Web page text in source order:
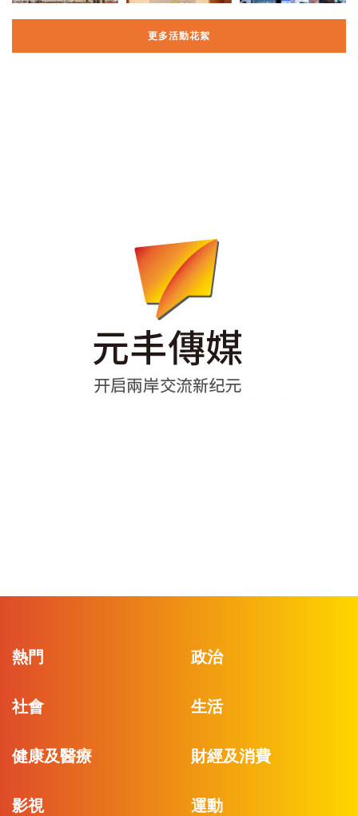
更多活動花絮
熱門 政治
社會 生活
健康及醫療 財經及消費
影視 運動